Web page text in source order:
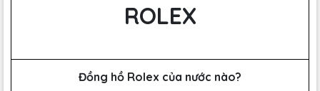
ROLEX
Đồng hồ Rolex của nước nào?